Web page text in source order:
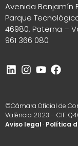
Avenida Benjamín
Parque
46980, Paterna –
961 366 080
©Cámara Oficial de
València 2023 – CIF:
Aviso legal · Política